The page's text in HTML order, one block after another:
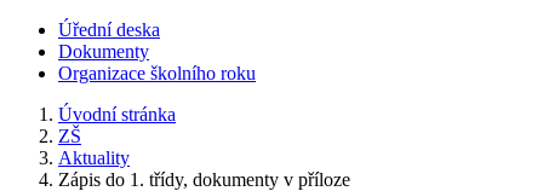
Úřední deska
Dokumenty
Organizace školního roku
Úvodní stránka
ZŠ
Aktuality
Zápis do 1. třídy, dokumenty v příloze